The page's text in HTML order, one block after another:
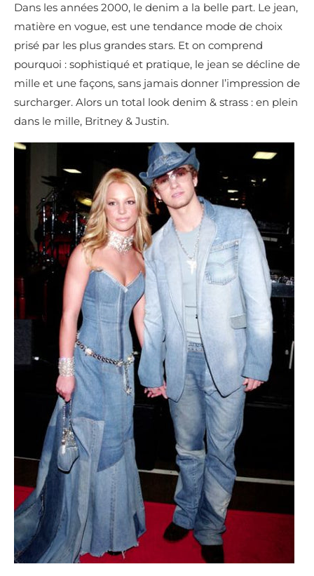
Dans les années 2000, le denim a la belle part. Le jean,
matière en vogue, est une tendance mode de choix
prisé par les plus grandes stars. Et on comprend
pourquoi : sophistiqué et pratique, le jean se décline de
mille et une façons, sans jamais donner l’impression de
surcharger. Alors un total look denim & strass : en plein
dans le mille, Britney & Justin.